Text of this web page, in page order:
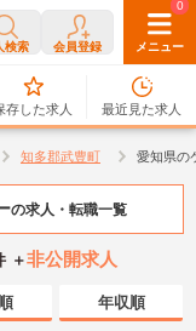
検索 会員登録 メニュー
0
存した求人
0
最近見た求人
知多郡武豊町 愛知県の
の求人・転職一覧
＋非公開求人
年収順